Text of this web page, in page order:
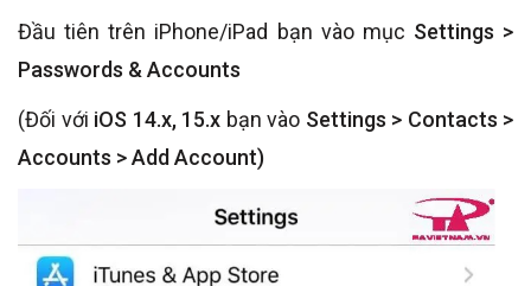
Đầu tiên trên iPhone/iPad bạn vào mục Settings >
Passwords & Accounts
(Đối với iOS 14.x, 15.x bạn vào Settings > Contacts >
Accounts > Add Account)